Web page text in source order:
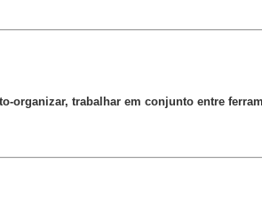
organizar, trabalhar em conjunto entre